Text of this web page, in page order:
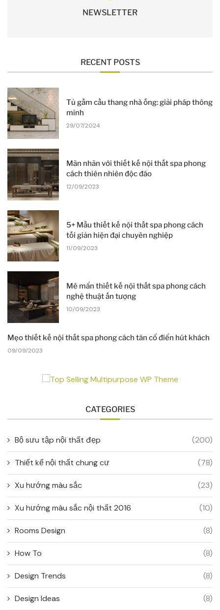
NEWSLETTER
RECENT POSTS
Tủ gầm cầu thang nhà ống: giải pháp thông
minh
29/07/2024
Mãn nhãn với thiết kế nội thất spa phong
cách thiên nhiên độc đáo
12/09/2023
5+ Mẫu thiết kế nội thất spa phong cách
tối giản hiện đại chuyên nghiệp
11/09/2023
Mê mẩn thiết kế nội thất spa phong cách
nghệ thuật ấn tượng
10/09/2023
Mẹo thiết kế nội thất spa phong cách tân cổ điển hút khách
09/09/2023
CATEGORIES
Bộ sưu tập nội thất đẹp (200)
Thiết kế nội thất chung cư (78)
Xu hướng màu sắc (23)
Xu hướng màu sắc nội thất 2016 (10)
Rooms Design (8)
How To (8)
Design Trends (8)
Design Ideas (8)